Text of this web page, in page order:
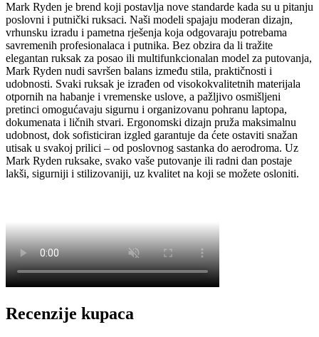
Mark Ryden je brend koji postavlja nove standarde kada su u pitanju
poslovni i putnički ruksaci. Naši modeli spajaju moderan dizajn,
vrhunsku izradu i pametna rješenja koja odgovaraju potrebama
savremenih profesionalaca i putnika. Bez obzira da li tražite
elegantan ruksak za posao ili multifunkcionalan model za putovanja,
Mark Ryden nudi savršen balans između stila, praktičnosti i
udobnosti. Svaki ruksak je izrađen od visokokvalitetnih materijala
otpornih na habanje i vremenske uslove, a pažljivo osmišljeni
pretinci omogućavaju sigurnu i organizovanu pohranu laptopa,
dokumenata i ličnih stvari. Ergonomski dizajn pruža maksimalnu
udobnost, dok sofisticiran izgled garantuje da ćete ostaviti snažan
utisak u svakoj prilici – od poslovnog sastanka do aerodroma. Uz
Mark Ryden ruksake, svako vaše putovanje ili radni dan postaje
lakši, sigurniji i stilizovaniji, uz kvalitet na koji se možete osloniti.
Recenzije kupaca